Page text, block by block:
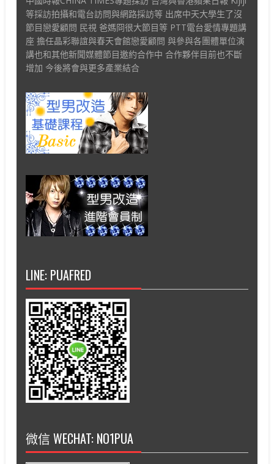
等採訪拍攝和電台訪問與網路採訪等 出席中天大學生了沒
節目戀愛顧問 民視 爸媽冏很大節目等 PTT電台愛情專題講
座 擔任晶彩聯誼與春天會館戀愛顧問 與參與各團體單位演
講也和其他新聞媒體節目邀約合作中 合作夥伴目前也不斷
增加 今後將會與更多產業結合
LINE: PUAFRED
微信 WECHAT: NO1PUA